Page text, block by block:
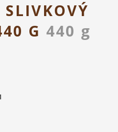
SLIVKOVÝ
G 440 g